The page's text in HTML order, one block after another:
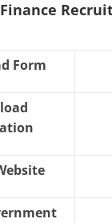
Form